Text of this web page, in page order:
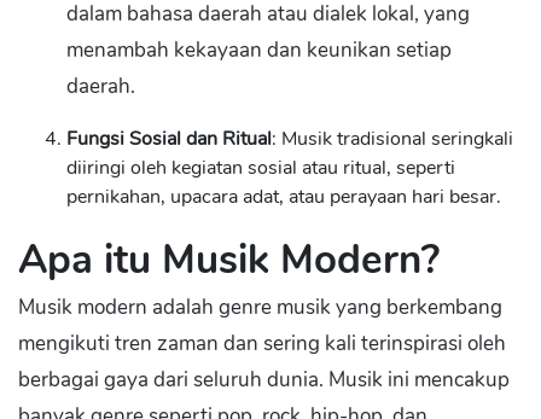
dalam bahasa daerah atau dialek lokal, yang
menambah kekayaan dan keunikan setiap
daerah.
Fungsi Sosial dan Ritual: Musik tradisional seringkali
diiringi oleh kegiatan sosial atau ritual, seperti
pernikahan, upacara adat, atau perayaan hari besar.
Apa itu Musik Modern?
Musik modern adalah genre musik yang berkembang
mengikuti tren zaman dan sering kali terinspirasi oleh
berbagai gaya dari seluruh dunia. Musik ini mencakup